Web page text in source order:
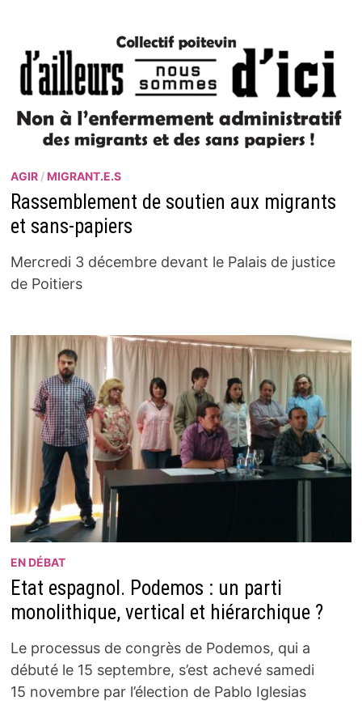
AGIR/ MIGRANT.E.S
Rassemblement de soutien aux migrants
et sans-papiers
Mercredi 3 décembre devant le Palais de justice
de Poitiers
EN DÉBAT
Etat espagnol. Podemos : un parti
monolithique, vertical et hiérarchique ?
Le processus de congrès de Podemos, qui a
débuté le 15 septembre, s’est achevé samedi
15 novembre par l’élection de Pablo Iglesias